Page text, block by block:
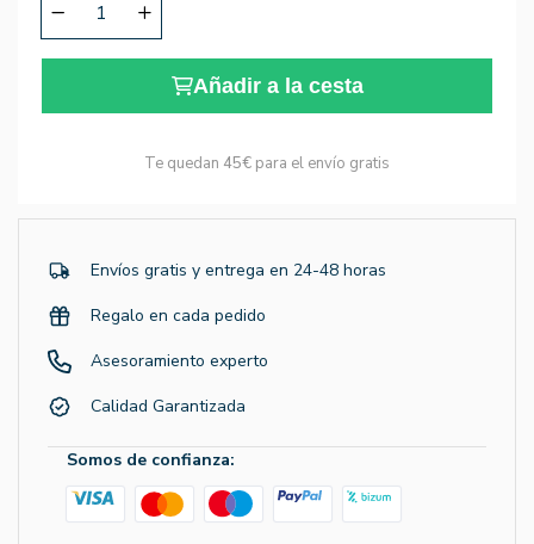
Añadir a la cesta
Te quedan 45€ para el envío gratis
Envíos gratis y entrega en 24-48 horas
Regalo en cada pedido
Asesoramiento experto
Calidad Garantizada
Somos de confianza: